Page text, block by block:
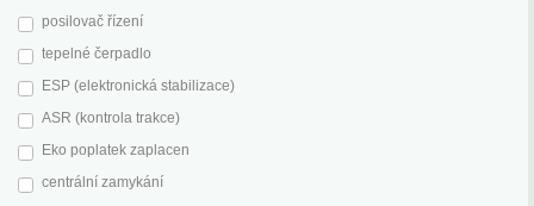
posilovač řízení
tepelné čerpadlo
ESP (elektronická stabilizace)
ASR (kontrola trakce)
Eko poplatek zaplacen
centrální zamykání